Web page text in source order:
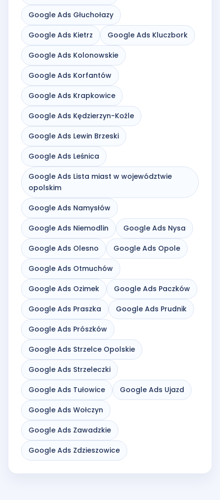
Google Ads Głuchołazy
Google Ads Kietrz Google Ads Kluczbork
Google Ads Kolonowskie
Google Ads Korfantów
Google Ads Krapkowice
Google Ads Kędzierzyn-Koźle
Google Ads Lewin Brzeski
Google Ads Leśnica
Google Ads Lista miast w województwie
opolskim
Google Ads Namysłów
Google Ads Niemodlin Google Ads Nysa
Google Ads Olesno Google Ads Opole
Google Ads Otmuchów
Google Ads Ozimek Google Ads Paczków
Google Ads Praszka Google Ads Prudnik
Google Ads Prószków
Google Ads Strzelce Opolskie
Google Ads Strzeleczki
Google Ads Tułowice Google Ads Ujazd
Google Ads Wołczyn
Google Ads Zawadzkie
Google Ads Zdzieszowice